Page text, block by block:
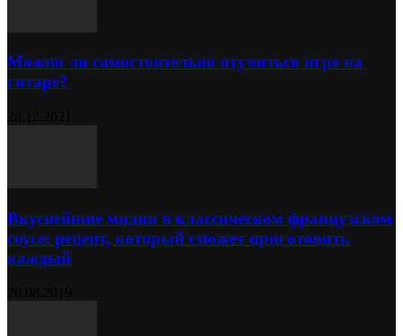
Можно ли самостоятельно отучиться игре на
гитаре?
Вкуснейшие мидии в классическом французском
соусе: рецепт, который сможет приготовить
каждый